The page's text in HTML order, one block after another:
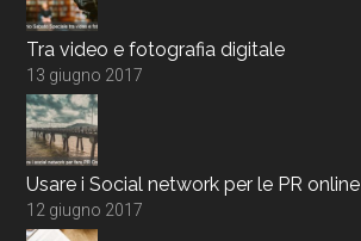
Tra video e fotografia digitale
13 giugno 2017
Usare i Social network per le PR online
12 giugno 2017